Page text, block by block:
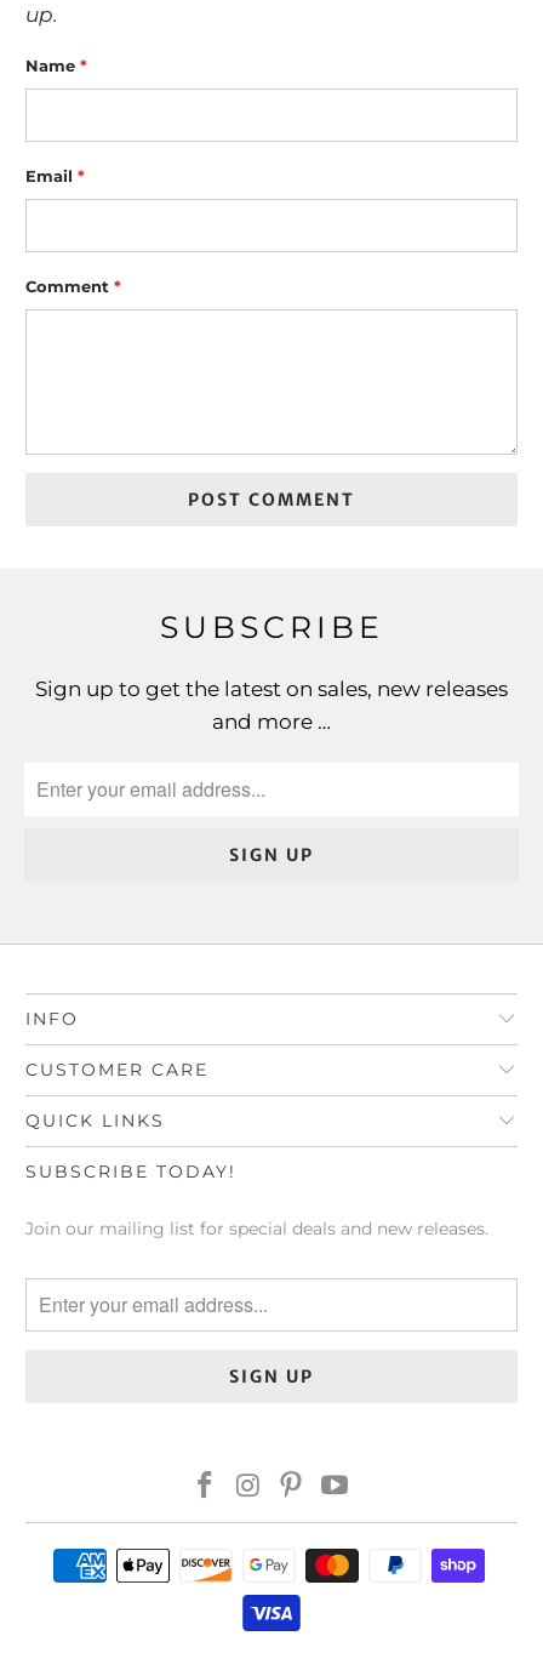
up.
Name*
Email*
Comment*
SUBSCRIBE
Sign up to get the latest on sales, new releases
and more …
INFO
CUSTOMER CARE
QUICK LINKS
SUBSCRIBE TODAY!
Join our mailing list for special deals and new releases.